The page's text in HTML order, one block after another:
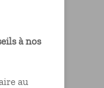
à nos
au